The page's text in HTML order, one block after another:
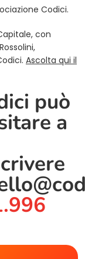
Codici.
con
Ascolta qui il
può
a